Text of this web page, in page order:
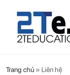
Trang chủ » Liên hệ